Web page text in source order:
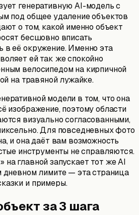
генеративную AI-модель с
под общее удаление объектов
о том, какой именно объект
бесшовно вписать
в её окружение. Именно эта
ей так же спокойно
велосипедом на кирпичной
на травяной лужайке.
модели в том, что она
изображение, поэтому области
визуально согласованными,
Для повседневных фото
и она даёт вам возможность
инструменты не справляются.
главной запускает тот же AI
дневном лимите — эта страница
и примеры.
за 3 шага